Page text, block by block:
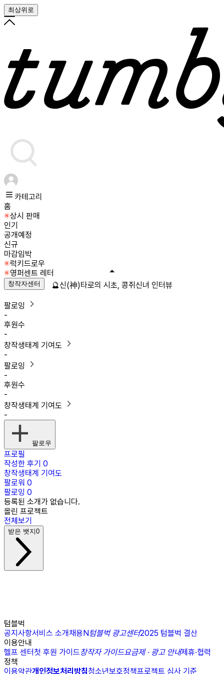
최상위로
카테고리
홈
상시 판매
인기
공개예정
신규
마감임박
럭키드로우
영퍼센트 레터
창작자센터
팔로잉
-
후원수
-
창작생태계 기여도
-
팔로잉
-
후원수
-
창작생태계 기여도
-
팔로우
프로필
작성한 후기 0
창작생태계 기여도
팔로워 0
팔로잉 0
등록된 소개가 없습니다.
올린 프로젝트
전체보기
받은 뱃지0
텀블벅
공지사항서비스 소개채용N텀블벅 광고센터2025 텀블벅 결산
이용안내
헬프 센터첫 후원 가이드창작자 가이드요금제 · 광고 안내제휴·협력
정책
이용약관개인정보처리방침청소년보호정책프로젝트 심사 기준
🔮신(神)타로의 시초, 콩쥐신녀 인터뷰